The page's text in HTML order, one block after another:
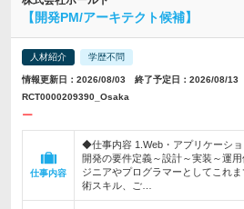
【開発PM/アーキテクト候補】
人材紹介 学歴不問
情報更新日：2026/08/03 終了予定日：2026/08/13
RCT0000209390_Osaka
ー
仕事内容
◆仕事内容 1.Web・アプリケーシ
開発の要件定義～設計～実装～運
ジニアやプログラマーとしてこれ
術スキル、ご…